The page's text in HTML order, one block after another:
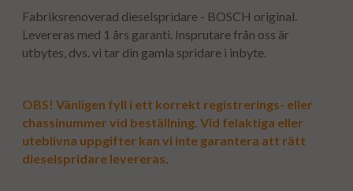
Fabriksrenoverad dieselspridare - BOSCH original.
Levereras med 1 års garanti. Insprutare från oss är
utbytes, dvs. vi tar din gamla spridare i inbyte.
OBS! Vänligen fyll i ett korrekt registrerings- eller
chassinummer vid beställning. Vid felaktiga eller
uteblivna uppgifter kan vi inte garantera att rätt
dieselspridare levereras.